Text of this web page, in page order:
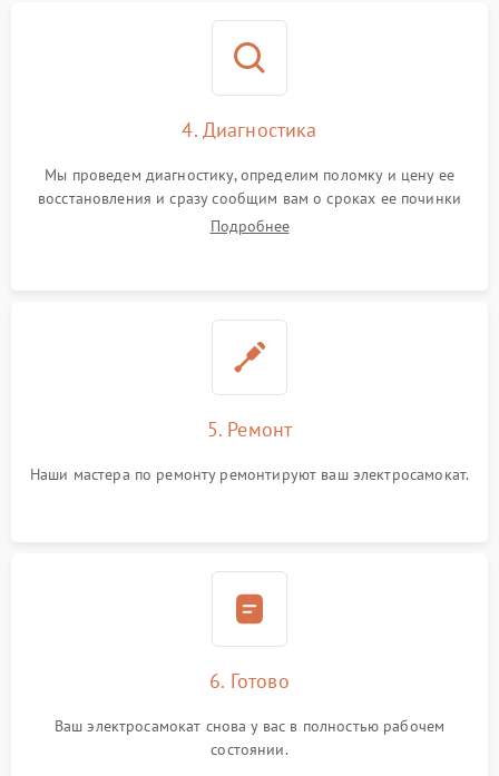
4. Диагностика
Мы проведем диагностику, определим поломку и цену ее
восстановления и сразу сообщим вам о сроках ее починки
Подробнее
5. Ремонт
Наши мастера по ремонту ремонтируют ваш электросамокат.
6. Готово
Ваш электросамокат снова у вас в полностью рабочем
состоянии.